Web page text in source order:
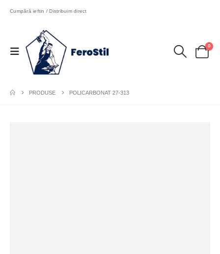
Cumpără ieftin / Distribuim direct
0
PRODUSE POLICARBONAT 27-313